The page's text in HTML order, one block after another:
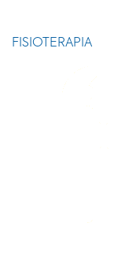
FISIOTERAPIA